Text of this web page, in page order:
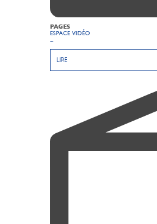
PAGES
ESPACE VIDÉO
...
LIRE